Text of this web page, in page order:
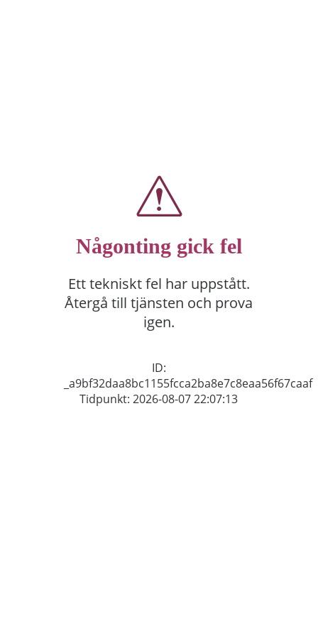
Någonting gick fel
Ett tekniskt fel har uppstått.
Återgå till tjänsten och prova
igen.
ID:
_a9bf32daa8bc1155fcca2ba8e7c8eaa56f67caaf
Tidpunkt: 2026-08-07 22:07:13